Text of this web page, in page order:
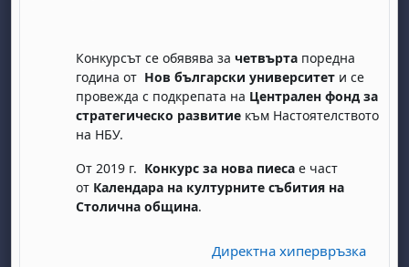
Конкурсът се обявява за четвърта поредна
година от Нов български университет и се
провежда с подкрепата на Централен фонд за
стратегическо развитие към Настоятелството
на НБУ.
От 2019 г. Конкурс за нова пиеса е част
от Календара на културните събития на
Столична община.
Директна хипервръзка